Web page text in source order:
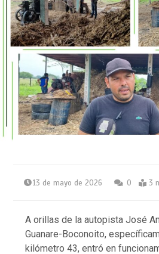
13 de mayo de 2026 0 3
A orillas de la autopista José
Guanare-Boconoito,
kilómetro 43, entró en